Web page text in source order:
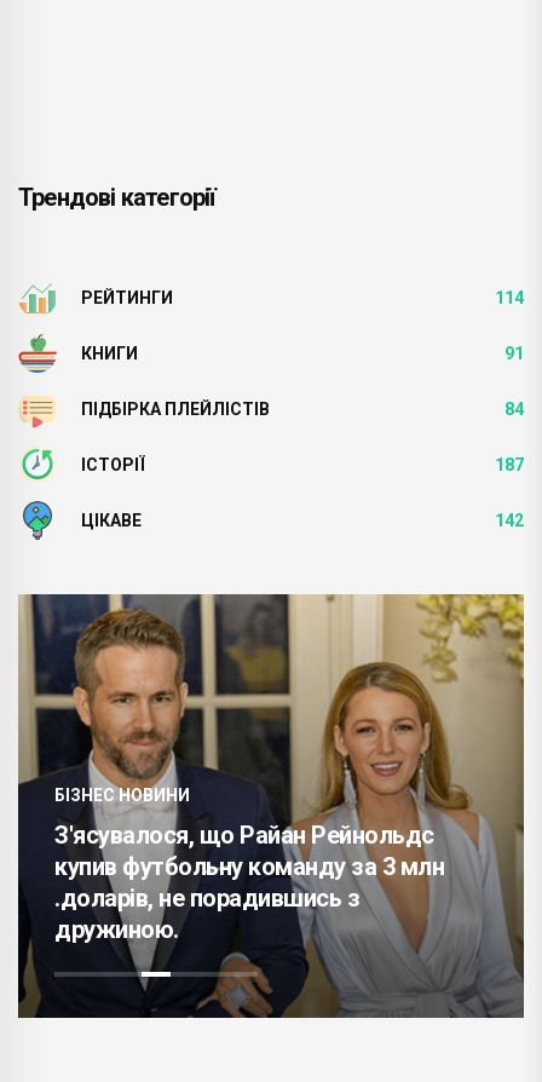
Трендові категорії
РЕЙТИНГИ 114
КНИГИ 91
ПІДБІРКА ПЛЕЙЛІСТІВ 84
ІСТОРІЇ 187
ЦІКАВЕ 142
БІЗНЕС НОВИНИ
З'ясувалося, що Райан Рейнольдс
купив футбольну команду за 3 млн
.доларів, не порадившись з
дружиною.